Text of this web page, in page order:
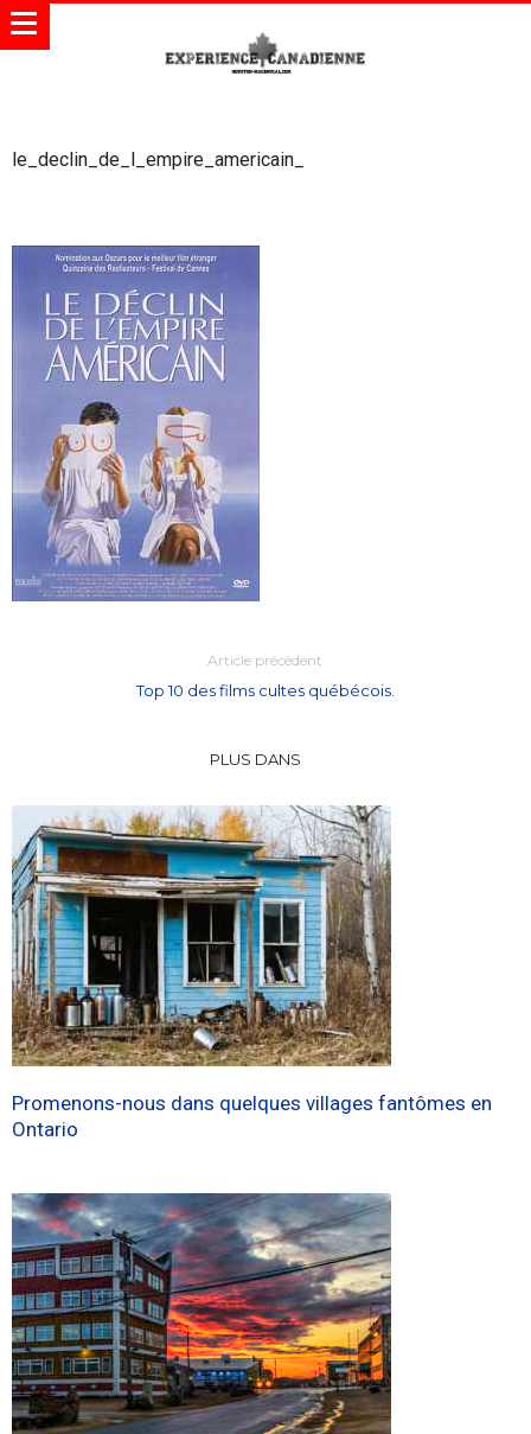
le_declin_de_l_empire_americain_
Article précédent
Top 10 des films cultes québécois.
PLUS DANS
Promenons-nous dans quelques villages fantômes en
Ontario